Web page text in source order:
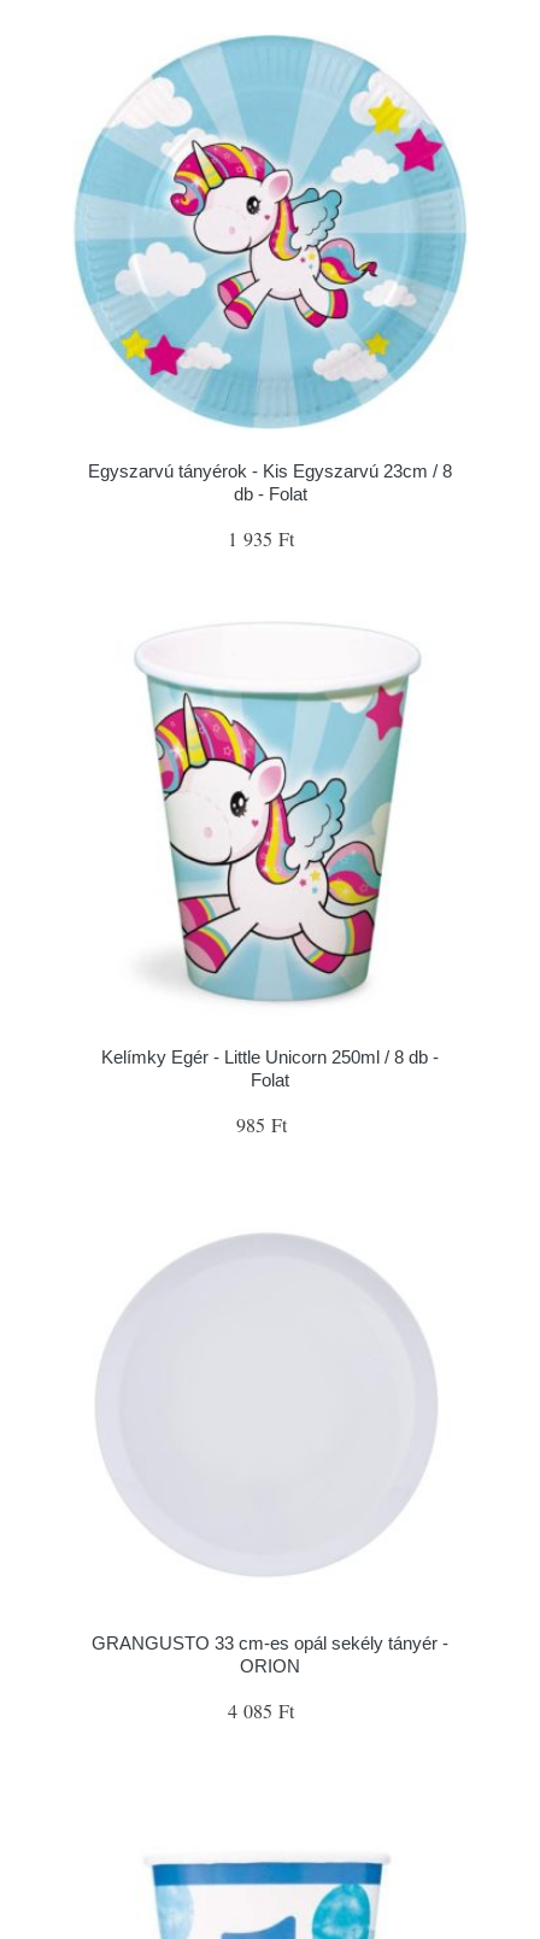
Egyszarvú tányérok - Kis Egyszarvú 23cm / 8
db - Folat
1 935 Ft
Kelímky Egér - Little Unicorn 250ml / 8 db -
Folat
985 Ft
GRANGUSTO 33 cm-es opál sekély tányér -
ORION
4 085 Ft